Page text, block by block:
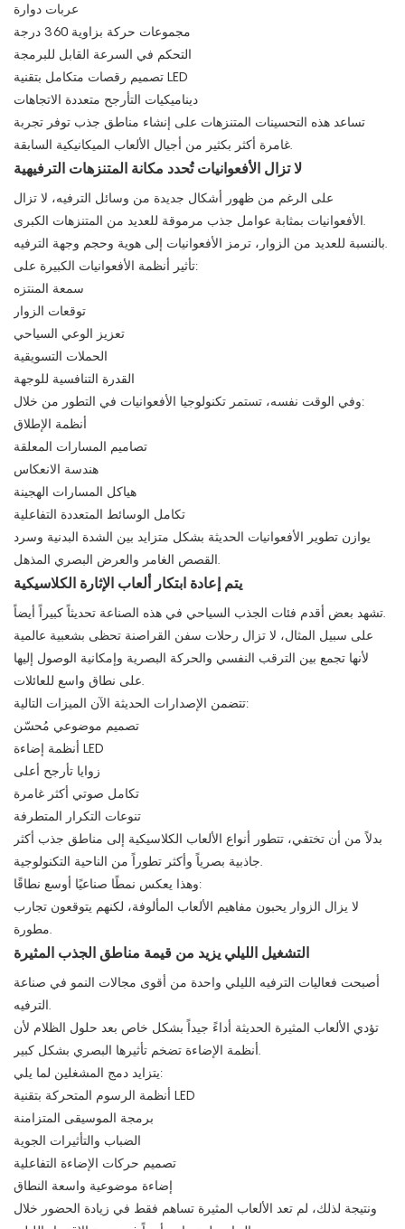
عربات دوارة
مجموعات حركة بزاوية 360 درجة
التحكم في السرعة القابل للبرمجة
تصميم رقصات متكامل بتقنية LED
ديناميكيات التأرجح متعددة الاتجاهات
تساعد هذه التحسينات المتنزهات على إنشاء مناطق جذب توفر تجربة
لا تزال الأفعوانيات تُحدد مكانة المتنزهات الترفيهية
على الرغم من ظهور أشكال جديدة من وسائل الترفيه، لا تزال
تأثير أنظمة الأفعوانيات الكبيرة على:
سمعة المنتزه
توقعات الزوار
تعزيز الوعي السياحي
الحملات التسويقية
القدرة التنافسية للوجهة
وفي الوقت نفسه، تستمر تكنولوجيا الأفعوانيات في التطور من خلال:
أنظمة الإطلاق
تصاميم المسارات المعلقة
هندسة الانعكاس
هياكل المسارات الهجينة
تكامل الوسائط المتعددة التفاعلية
يوازن تطوير الأفعوانيات الحديثة بشكل متزايد بين الشدة البدنية وسرد
يتم إعادة ابتكار ألعاب الإثارة الكلاسيكية
على سبيل المثال، لا تزال رحلات سفن القراصنة تحظى بشعبية عالمية
لأنها تجمع بين الترقب النفسي والحركة البصرية وإمكانية الوصول إليها
تتضمن الإصدارات الحديثة الآن الميزات التالية:
تصميم موضوعي مُحسّن
أنظمة إضاءة LED
زوايا تأرجح أعلى
تكامل صوتي أكثر غامرة
تنوعات التكرار المتطرفة
بدلاً من أن تختفي، تتطور أنواع الألعاب الكلاسيكية إلى مناطق جذب أكثر
وهذا يعكس نمطًا صناعيًا أوسع نطاقًا:
لا يزال الزوار يحبون مفاهيم الألعاب المألوفة، لكنهم يتوقعون تجارب
التشغيل الليلي يزيد من قيمة مناطق الجذب المثيرة
أصبحت فعاليات الترفيه الليلي واحدة من أقوى مجالات النمو في صناعة
تؤدي الألعاب المثيرة الحديثة أداءً جيداً بشكل خاص بعد حلول الظلام لأن
يتزايد دمج المشغلين لما يلي:
أنظمة الرسوم المتحركة بتقنية LED
برمجة الموسيقى المتزامنة
الضباب والتأثيرات الجوية
تصميم حركات الإضاءة التفاعلية
إضاءة موضوعية واسعة النطاق
ونتيجة لذلك، لم تعد الألعاب المثيرة تساهم فقط في زيادة الحضور خلال